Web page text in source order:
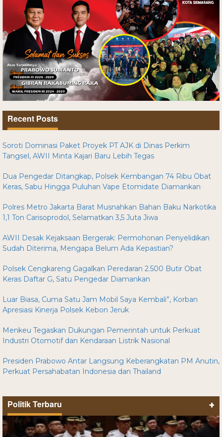
Recent Posts
Soroti Dominasi Paket Proyek PT AJK di Dinas Perkim
Tangsel, AWII Minta Kajari Baru Lebih Tegas
Dua Pengedar Ditangkap, Polsek Kembangan 74 Ribu Obat
Keras, Sabu Hingga Puluhan Vape Etomidate Diamankan
Polres Metro Jakarta Barat Musnahkan Bahan Baku Narkotika
1,1 Ton Carisoprodol, Selamatkan 3,5 Juta Jiwa
AWII Desak Kejaksaan Bergerak: Permohonan Penyelidikan
Sudah Diterima, Mengapa Belum Ada Kepastian?
Polsek Cengkareng Gagalkan Peredaran 2.500 Butir Obat
Keras Daftar G, Satu Pengedar Diamankan
Luar Biasa, Cuma Satu Jam Mobil Saya Kembali”, Korban
Apresiasi Kinerja Polsek Kebon Jeruk
Menkeu Tegaskan Dukungan Pemerintah untuk Perkuat
Industri Otomotif dan Kendaraan Listrik Nasional
Presiden Prabowo Antar Langsung Keberangkatan PM Anutin,
Perkuat Persahabatan Indonesia dan Thailand
Politik Terbaru +